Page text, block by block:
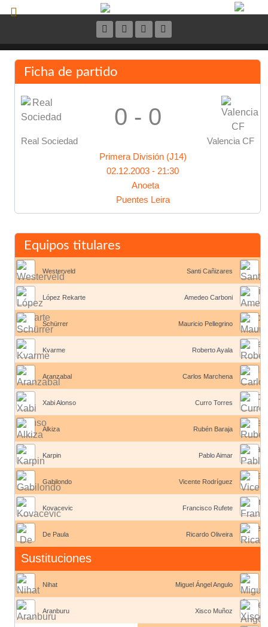
Ficha de partido
Real Sociedad
0 - 0
Valencia CF
Primera División (J14)
02.12.2003 - 21:30
Anoeta
Puentes Leira
Equipos titulares
Westerveld
López Rekarte
Schürrer
Kvarme
Aranzabal
Xabi Alonso
Alkiza
Karpin
Gabilondo
Kovacevic
De Paula
Sustituciones
Nihat
Aranburu
Santi Cañizares
Amedeo Carboni
Mauricio Pellegrino
Roberto Ayala
Carlos Marchena
Curro Torres
Rubén Baraja
Pablo Aimar
Vicente Rodríguez
Francisco Rufete
Ricardo Oliveira
Miguel Ángel Angulo
Xisco Muñoz